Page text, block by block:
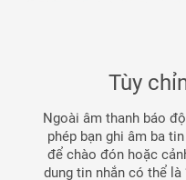
Tùy
Ngoài âm thanh báo
phép bạn ghi âm ba
để chào đón hoặc
dung tin nhắn có thể là